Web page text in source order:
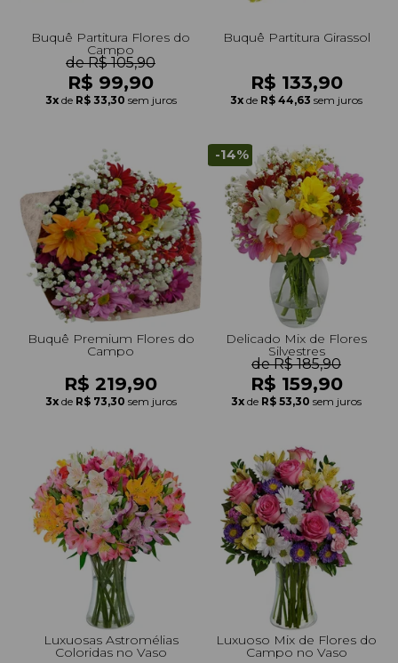
Buquê Partitura Flores do
Campo
de R$ 105,90
R$ 99,90
3x de R$ 33,30 sem juros
Buquê Partitura Girassol
R$ 133,90
3x de R$ 44,63 sem juros
Buquê Premium Flores do
Campo
R$ 219,90
3x de R$ 73,30 sem juros
-14%
Delicado Mix de Flores
Silvestres
de R$ 185,90
R$ 159,90
3x de R$ 53,30 sem juros
Luxuosas Astromélias
Coloridas no Vaso
Luxuoso Mix de Flores do
Campo no Vaso